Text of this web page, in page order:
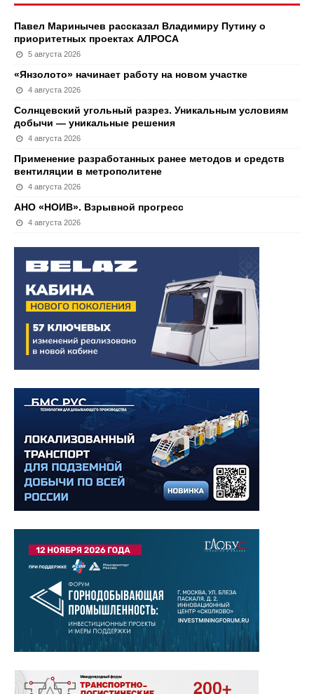
Павел Маринычев рассказал Владимиру Путину о
приоритетных проектах АЛРОСА
5 августа 2026
«Янзолото» начинает работу на новом участке
4 августа 2026
Солнцевский угольный разрез. Уникальным условиям
добычи — уникальные решения
4 августа 2026
Применение разработанных ранее методов и средств
вентиляции в метрополитене
4 августа 2026
АНО «НОИВ». Взрывной прогресс
4 августа 2026